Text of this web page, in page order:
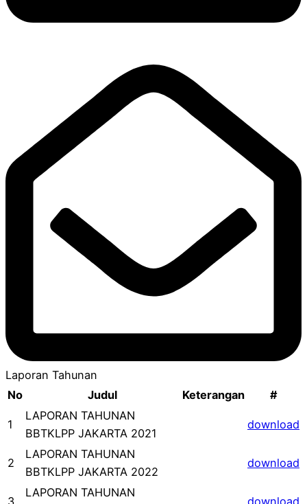
Laporan Tahunan
No
Judul Keterangan #
1
LAPORAN TAHUNAN
BBTKLPP JAKARTA 2021
download
2
LAPORAN TAHUNAN
BBTKLPP JAKARTA 2022
download
3
LAPORAN TAHUNAN
download